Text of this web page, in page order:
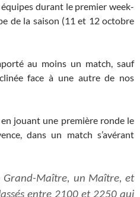
durant le premier week-
de la saison (11 et 12 octobre
au moins un match, sauf
face à une autre de nos
jouant une première ronde le
dans un match s’avérant
Grand-Maître, un Maître, et